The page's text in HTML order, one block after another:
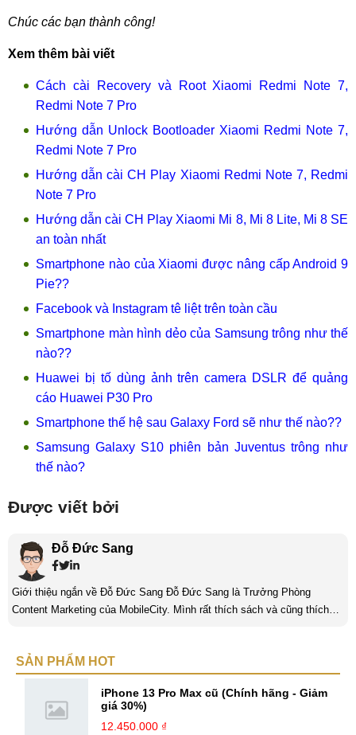
Chúc các bạn thành công!
Xem thêm bài viết
Cách cài Recovery và Root Xiaomi Redmi Note 7,
Redmi Note 7 Pro
Hướng dẫn Unlock Bootloader Xiaomi Redmi Note 7,
Redmi Note 7 Pro
Hướng dẫn cài CH Play Xiaomi Redmi Note 7, Redmi
Note 7 Pro
Hướng dẫn cài CH Play Xiaomi Mi 8, Mi 8 Lite, Mi 8 SE
an toàn nhất
Smartphone nào của Xiaomi được nâng cấp Android 9
Pie??
Facebook và Instagram tê liệt trên toàn cầu
Smartphone màn hình dẻo của Samsung trông như thế
nào??
Huawei bị tố dùng ảnh trên camera DSLR để quảng
cáo Huawei P30 Pro
Smartphone thế hệ sau Galaxy Ford sẽ như thế nào??
Samsung Galaxy S10 phiên bản Juventus trông như
thế nào?
Được viết bởi
Đỗ Đức Sang
Giới thiệu ngắn về Đỗ Đức Sang Đỗ Đức Sang là Trưởng Phòng
Content Marketing của MobileCity. Mình rất thích sách và cũng thích
bản thân Đỗ Đức Sang, viết chính là gửi gắm lại những cảm xúc, cảm
SẢN PHẨM HOT
iPhone 13 Pro Max cũ (Chính hãng - Giảm
giá 30%)
12.450.000 ₫